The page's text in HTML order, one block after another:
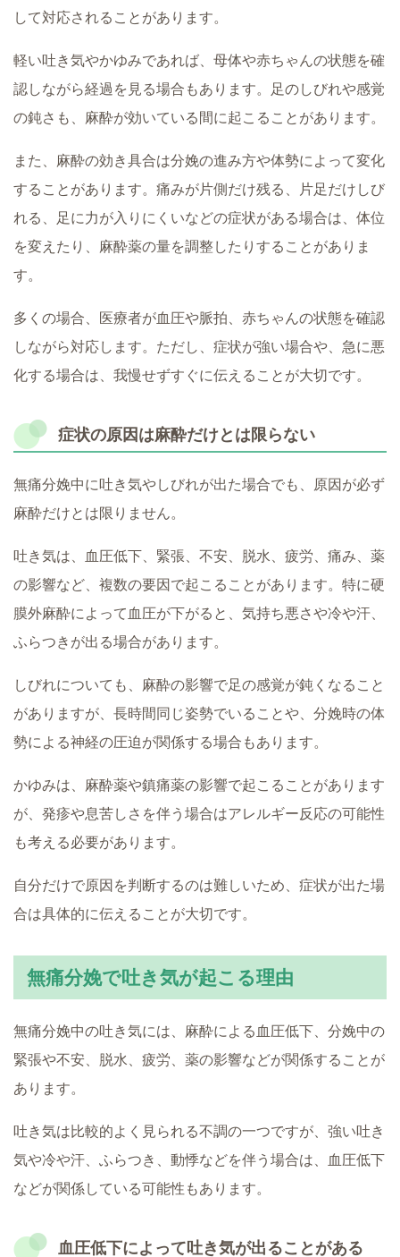
して対応されることがあります。
軽い吐き気やかゆみであれば、母体や赤ちゃんの状態を確
認しながら経過を見る場合もあります。足のしびれや感覚
の鈍さも、麻酔が効いている間に起こることがあります。
また、麻酔の効き具合は分娩の進み方や体勢によって変化
することがあります。痛みが片側だけ残る、片足だけしび
れる、足に力が入りにくいなどの症状がある場合は、体位
を変えたり、麻酔薬の量を調整したりすることがありま
す。
多くの場合、医療者が血圧や脈拍、赤ちゃんの状態を確認
しながら対応します。ただし、症状が強い場合や、急に悪
化する場合は、我慢せずすぐに伝えることが大切です。
症状の原因は麻酔だけとは限らない
無痛分娩中に吐き気やしびれが出た場合でも、原因が必ず
麻酔だけとは限りません。
吐き気は、血圧低下、緊張、不安、脱水、疲労、痛み、薬
の影響など、複数の要因で起こることがあります。特に硬
膜外麻酔によって血圧が下がると、気持ち悪さや冷や汗、
ふらつきが出る場合があります。
しびれについても、麻酔の影響で足の感覚が鈍くなること
がありますが、長時間同じ姿勢でいることや、分娩時の体
勢による神経の圧迫が関係する場合もあります。
かゆみは、麻酔薬や鎮痛薬の影響で起こることがあります
が、発疹や息苦しさを伴う場合はアレルギー反応の可能性
も考える必要があります。
自分だけで原因を判断するのは難しいため、症状が出た場
合は具体的に伝えることが大切です。
無痛分娩で吐き気が起こる理由
無痛分娩中の吐き気には、麻酔による血圧低下、分娩中の
緊張や不安、脱水、疲労、薬の影響などが関係することが
あります。
吐き気は比較的よく見られる不調の一つですが、強い吐き
気や冷や汗、ふらつき、動悸などを伴う場合は、血圧低下
などが関係している可能性もあります。
血圧低下によって吐き気が出ることがある